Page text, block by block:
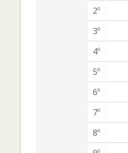
2º
3º
4º
5º
6º
7º
8º